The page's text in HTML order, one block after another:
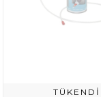
TÜKENDI